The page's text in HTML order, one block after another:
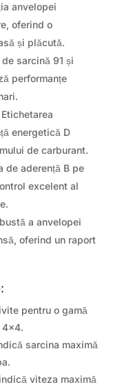
anvelopei
oferind o
și plăcută.
sarcină 91 și
performanțe
Etichetarea
energetică D
de carburant.
de aderență B pe
excelent al
a anvelopei
oferind un raport
pentru o gamă
4×4.
sarcina maximă
viteza maximă